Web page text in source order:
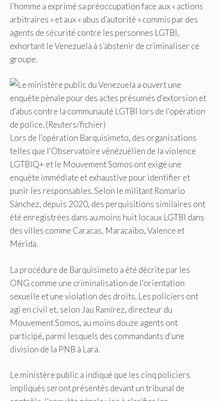
l’homme a exprimé sa préoccupation face aux « actions
arbitraires » et aux « abus d’autorité » commis par des
agents de sécurité contre les personnes LGTBI,
exhortant le Venezuela à s’abstenir de criminaliser ce
groupe.
Lors de l'opération Barquisimeto, des organisations
telles que l'Observatoire vénézuélien de la violence
LGTBIQ+ et le Mouvement Somos ont exigé une
enquête immédiate et exhaustive pour identifier et
punir les responsables. Selon le militant Romario
Sánchez, depuis 2020, des perquisitions similaires ont
été enregistrées dans au moins huit locaux LGTBI dans
des villes comme Caracas, Maracaibo, Valence et
Mérida.
La procédure de Barquisimeto a été décrite par les
ONG comme une criminalisation de l'orientation
sexuelle et une violation des droits. Les policiers ont
agi en civil et, selon Jau Ramírez, directeur du
Mouvement Somos, au moins douze agents ont
participé, parmi lesquels des commandants d'une
division de la PNB à Lara.
Le ministère public a indiqué que les cinq policiers
impliqués seront présentés devant un tribunal de